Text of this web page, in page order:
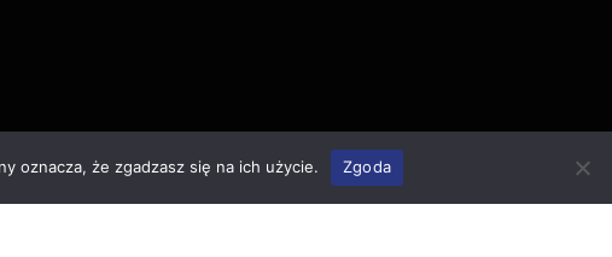
oznacza, że zgadzasz się na ich użycie. Zgoda